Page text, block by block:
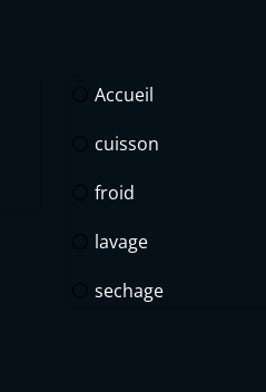
Accueil
cuisson
froid
lavage
sechage